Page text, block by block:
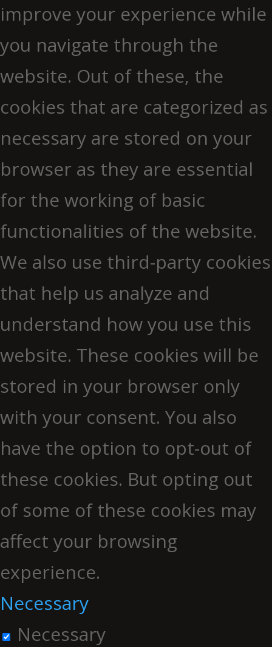
improve your experience while
you navigate through the
website. Out of these, the
cookies that are categorized as
necessary are stored on your
browser as they are essential
for the working of basic
functionalities of the website.
We also use third-party cookies
that help us analyze and
understand how you use this
website. These cookies will be
stored in your browser only
with your consent. You also
have the option to opt-out of
these cookies. But opting out
of some of these cookies may
affect your browsing
experience.
Necessary
Necessary